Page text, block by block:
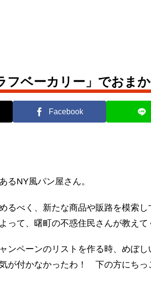
フベーカリー」でおま
Facebook
るNY風パン屋さん。
るべく、新たな商品や販路を模索
って、曙町の不惑住民さんが教えて
ペーンのリストを作る時、めぼし
が付かなかったわ！ 下の方にちっ